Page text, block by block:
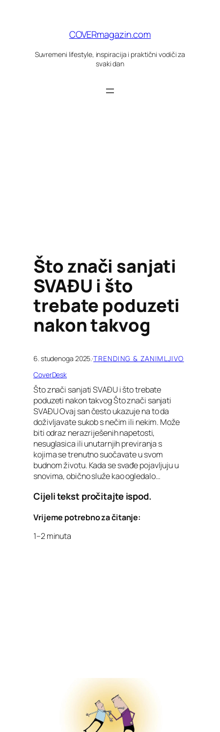
COVERmagazin.com
Suvremeni lifestyle, inspiracija i praktični vodiči za
svaki dan
Što znači sanjati
SVAĐU i što
trebate poduzeti
nakon takvog
6. studenoga 2025. ·TRENDING & ZANIMLJIVO
CoverDesk
Što znači sanjati SVAĐU i što trebate
poduzeti nakon takvog Što znači sanjati
SVAĐU Ovaj san često ukazuje na to da
doživljavate sukob s nečim ili nekim. Može
biti odraz nerazriješenih napetosti,
nesuglasica ili unutarnjih previranja s
kojima se trenutno suočavate u svom
budnom životu. Kada se svađe pojavljuju u
snovima, obično služe kao ogledalo…
Cijeli tekst pročitajte ispod.
Vrijeme potrebno za čitanje:
1–2 minuta